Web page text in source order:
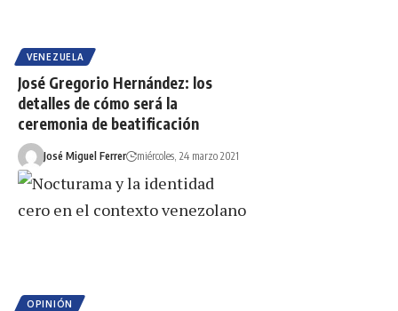
VENEZUELA
José Gregorio Hernández: los
detalles de cómo será la
ceremonia de beatificación
José Miguel Ferrer miércoles, 24 marzo 2021
OPINIÓN